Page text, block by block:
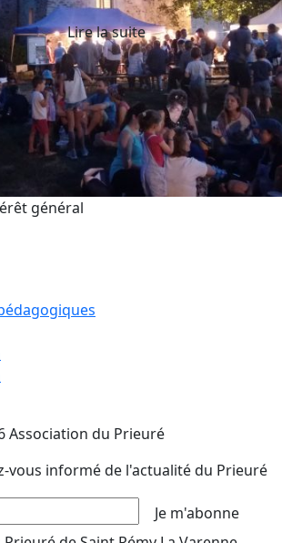
Lire la suite
général
Association du Prieuré
vous informé de l'actualité du Prieuré
Je m'abonne